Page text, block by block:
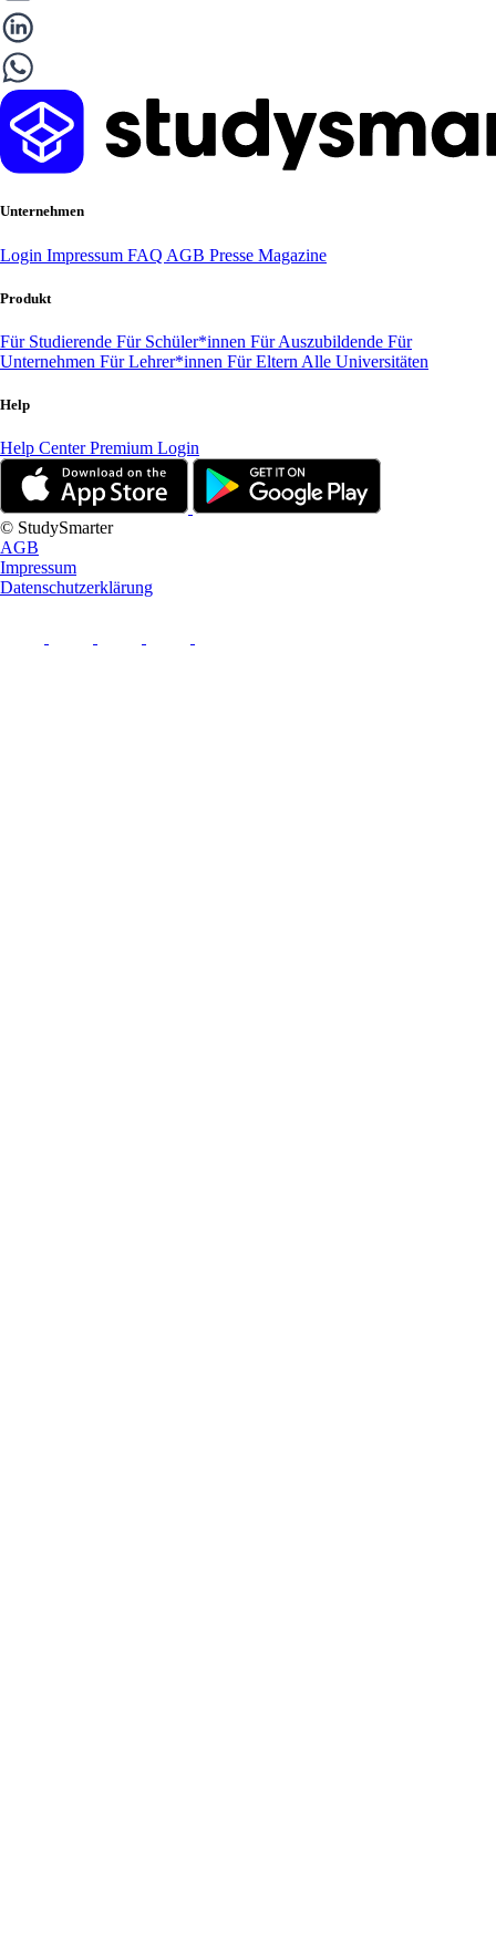
Unternehmen
Login Impressum FAQ AGB Presse Magazine
Produkt
Für Studierende Für Schüler*innen Für Auszubildende Für
Unternehmen Für Lehrer*innen Für Eltern Alle Universitäten
Help
Help CenterPremium Login
© StudySmarter
AGB
Impressum
Datenschutzerklärung